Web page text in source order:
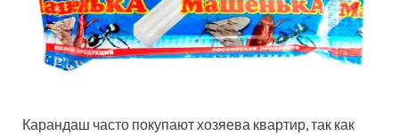
Карандаш часто покупают хозяева квартир, так как